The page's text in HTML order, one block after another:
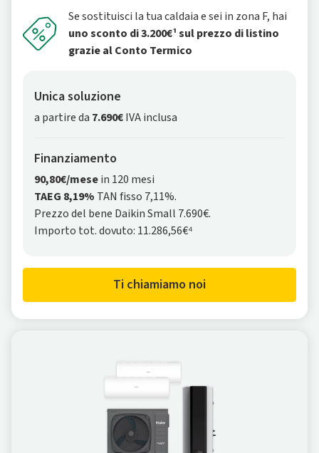
Se sostituisci la tua caldaia e sei in zona F, hai
uno sconto di 3.200€¹ sul prezzo di listino
grazie al Conto Termico
Unica soluzione
a partire da 7.690€IVA inclusa
Finanziamento
90,80€/mesein 120 mesi
TAEG 8,19% TAN fisso 7,11%.
Prezzo del bene Daikin Small 7.690€.
Importo tot. dovuto: 11.286,56€⁴
Ti chiamiamo noi